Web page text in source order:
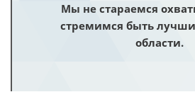
Мы не стараемся
стремимся быть
области.